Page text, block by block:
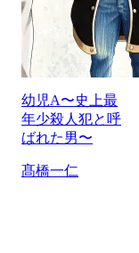
幼児A〜史上最
年少殺人犯と呼
ばれた男〜
髙橋一仁